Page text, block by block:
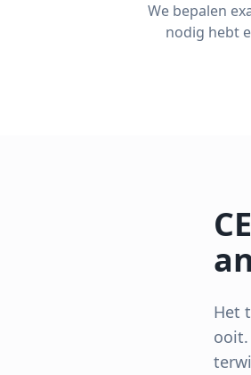
We bepalen
nodig hebt
Het
ooit.